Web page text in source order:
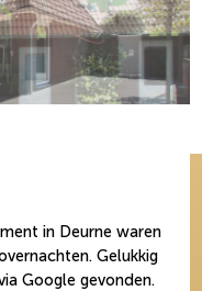
in Deurne waren
Gelukkig
Google gevonden.